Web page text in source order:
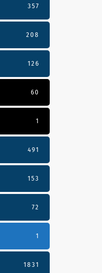
357
208
126
60
1
491
153
72
1
1831